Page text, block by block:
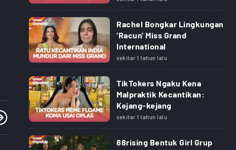
Rachel Bongkar Lingkungan
'Racun' Miss Grand
International
sekitar 1 tahun lalu
TikTokers Ngaku Kena
Malpraktik Kecantikan:
Kejang-kejang
sekitar 1 tahun lalu
88rising Bentuk Girl Grup